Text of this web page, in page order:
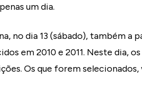
um dia.
no dia 13 (sábado), também a
em 2010 e 2011. Neste dia,
Os que forem